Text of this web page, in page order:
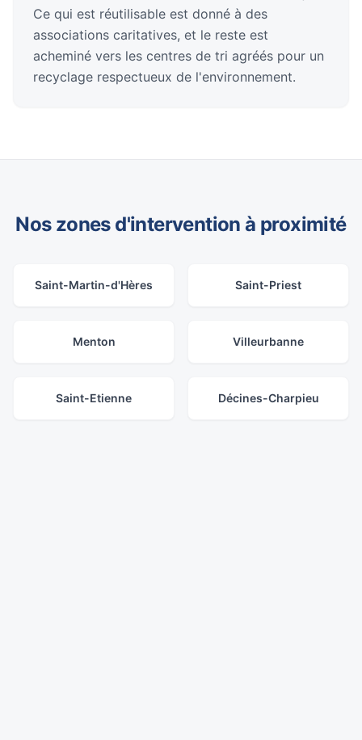
Ce qui est réutilisable est donné à des
associations caritatives, et le reste est
acheminé vers les centres de tri agréés pour un
recyclage respectueux de l'environnement.
Nos zones d'intervention à proximité
Saint-Martin-d'Hères Saint-Priest
Menton Villeurbanne
Saint-Etienne Décines-Charpieu